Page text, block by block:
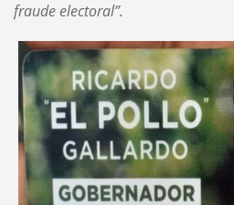
fraude electoral”.